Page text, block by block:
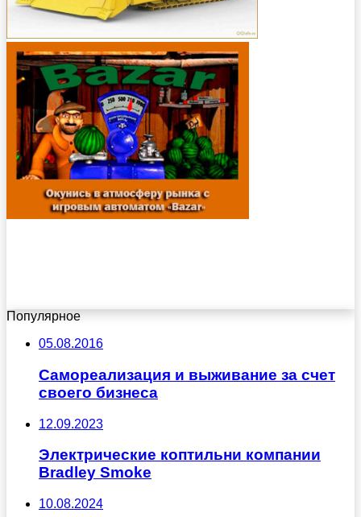
Популярное
05.08.2016
Самореализация и выживание за счет
своего бизнеса
12.09.2023
Электрические коптильни компании
Bradley Smoke
10.08.2024